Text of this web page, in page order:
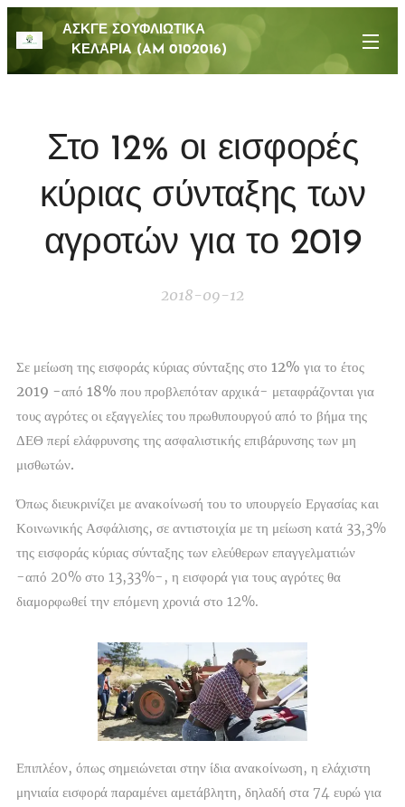
ΑΣΚΓΕ ΣΟΥΦΛΙΩΤΙΚΑ
ΚΕΛΑΡΙA (AM 0102016)
Στο 12% οι εισφορές
κύριας σύνταξης των
αγροτών για το 2019
2018-09-12
Σε μείωση της εισφοράς κύριας σύνταξης στο 12% για το έτος
2019 -από 18% που προβλεπόταν αρχικά- μεταφράζονται για
τους αγρότες οι εξαγγελίες του πρωθυπουργού από το βήμα της
ΔΕΘ περί ελάφρυνσης της ασφαλιστικής επιβάρυνσης των μη
μισθωτών.
Όπως διευκρινίζει με ανακοίνωσή του το υπουργείο Εργασίας και
Κοινωνικής Ασφάλισης, σε αντιστοιχία με τη μείωση κατά 33,3%
της εισφοράς κύριας σύνταξης των ελεύθερων επαγγελματιών
-από 20% στο 13,33%-, η εισφορά για τους αγρότες θα
διαμορφωθεί την επόμενη χρονιά στο 12%.
Επιπλέον, όπως σημειώνεται στην ίδια ανακοίνωση, η ελάχιστη
μηνιαία εισφορά παραμένει αμετάβλητη, δηλαδή στα 74 ευρώ για